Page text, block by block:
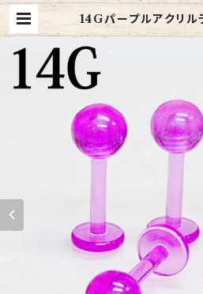
14Gパープルアクリル
セット(UV-